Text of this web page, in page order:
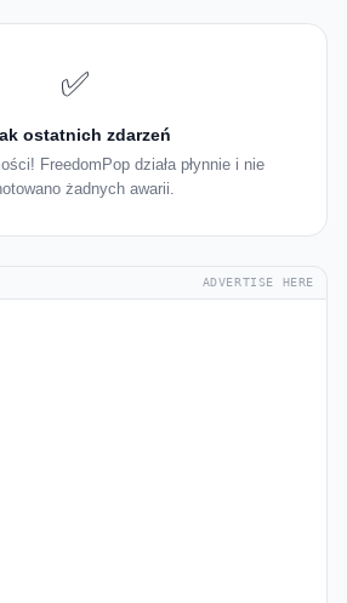
✅
ostatnich zdarzeń
FreedomPop działa płynnie i nie
żadnych awarii.
ADVERTISE HERE